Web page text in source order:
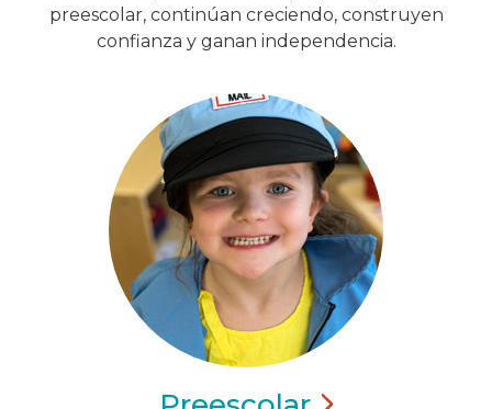
preescolar, continúan creciendo, construyen
confianza y ganan independencia.